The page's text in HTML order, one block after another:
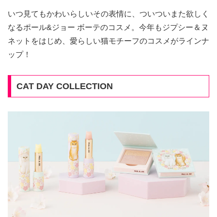
いつ見てもかわいらしいその表情に、ついついまた欲しく
なるポール&ジョー ボーテのコスメ。今年もジプシー＆ヌ
ネットをはじめ、愛らしい猫モチーフのコスメがラインナ
ップ！
CAT DAY COLLECTION